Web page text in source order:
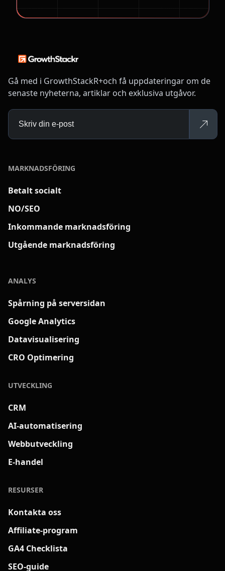
Gå med i GrowthStackR+och få uppdateringar om de
senaste nyheterna, artiklar och exklusiva utgåvor.
MARKNADSFÖRING
Betalt socialt
NO/SEO
Inkommande marknadsföring
Utgående marknadsföring
ANALYS
Spårning på serversidan
Google Analytics
Datavisualisering
CRO Optimering
UTVECKLING
CRM
AI-automatisering
Webbutveckling
E-handel
RESURSER
Kontakta oss
Affiliate-program
GA4 Checklista
SEO-guide